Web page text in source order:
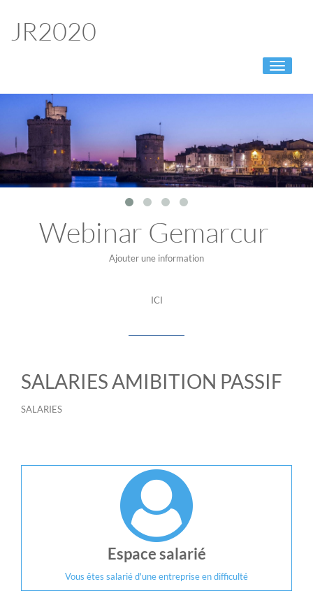
JR2020
Toggle
Webinar Gemarcur
Ajouter une information
ICI
SALARIES AMIBITION PASSIF
SALARIES
Espace salarié
Vous êtes salarié d'une entreprise en difficulté